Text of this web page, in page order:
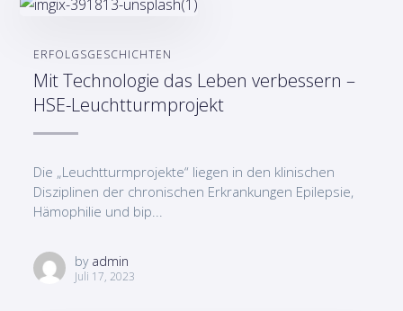
ERFOLGSGESCHICHTEN
Mit Technologie das Leben verbessern –
HSE-Leuchtturmprojekt
Die „Leuchtturmprojekte“ liegen in den klinischen
Disziplinen der chronischen Erkrankungen Epilepsie,
Hämophilie und bip...
by admin
Juli 17, 2023